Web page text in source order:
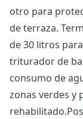
otro para
de terraza.
de 30 litros
triturador de
consumo de
zonas verdes y